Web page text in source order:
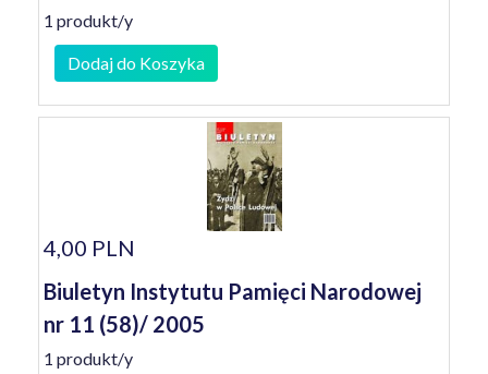
1 produkt/y
Dodaj do Koszyka
4,00 PLN
Biuletyn Instytutu Pamięci Narodowej
nr 11 (58)/ 2005
1 produkt/y